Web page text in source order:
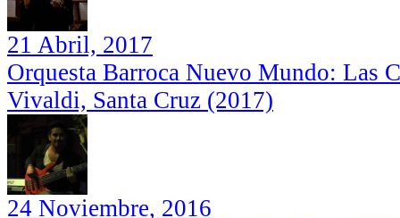
XX Encuentro Juvenil Internacional de
Música Docta (2018)
Pilar Sordo: Capilla Madre de la Divina
Providencia, San Vicente de Tagua
Tagua (2019)
21 Abril, 2017
Orquesta Barroca Nuevo Mundo: Las
Vivaldi, Santa Cruz (2017)
24 Noviembre, 2016